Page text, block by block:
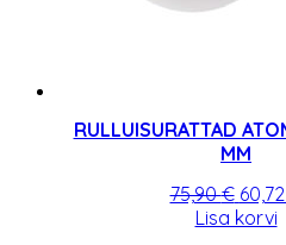
RULLUISURATTAD
MM
75,90€ Algne
hind
60,72
Lisa korvi